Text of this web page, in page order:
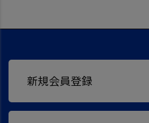
新規会員登録